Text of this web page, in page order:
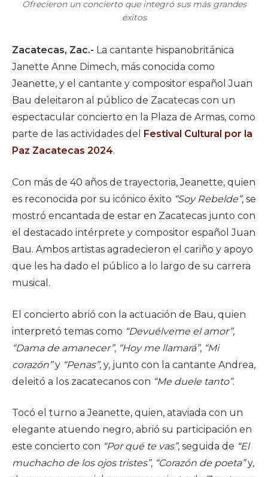
Ofrecieron un concierto que integró sus más grandes
éxitos
Zacatecas, Zac.- La cantante hispanobritánica
Janette Anne Dimech, más conocida como
Jeanette, y el cantante y compositor español Juan
Bau deleitaron al público de Zacatecas con un
espectacular concierto en la Plaza de Armas, como
parte de las actividades del
Festival Cultural por la
Paz Zacatecas 2024.
Con más de 40 años de trayectoria, Jeanette, quien
es reconocida por su icónico éxito “Soy Rebelde”, se
mostró encantada de estar en Zacatecas junto con
el destacado intérprete y compositor español Juan
Bau. Ambos artistas agradecieron el cariño y apoyo
que les ha dado el público a lo largo de su carrera
musical.
El concierto abrió con la actuación de Bau, quien
interpretó temas como “Devuélveme el amor”,
“Dama de amanecer”, “Hoy me llamará”, “Mi
corazón”y “Penas”, y, junto con la cantante Andrea,
deleitó a los zacatecanos con “Me duele tanto”.
Tocó el turno a Jeanette, quien, ataviada con un
elegante atuendo negro, abrió su participación en
este concierto con “Por qué te vas”, seguida de “El
muchacho de los ojos tristes”, “Corazón de poeta”y,